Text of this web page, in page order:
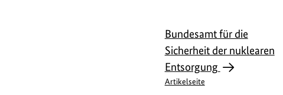
Bundesamt für die
Sicherheit der nuklearen
Entsorgung
Artikelseite